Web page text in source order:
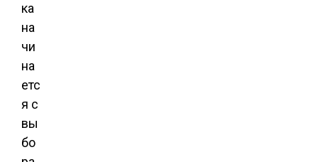
ка
на
чи
на
етс
я с
вы
бо